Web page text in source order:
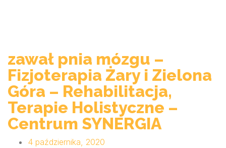
zawał pnia mózgu –
Fizjoterapia Żary i Zielona
Góra – Rehabilitacja,
Terapie Holistyczne –
Centrum SYNERGIA
4 października, 2020